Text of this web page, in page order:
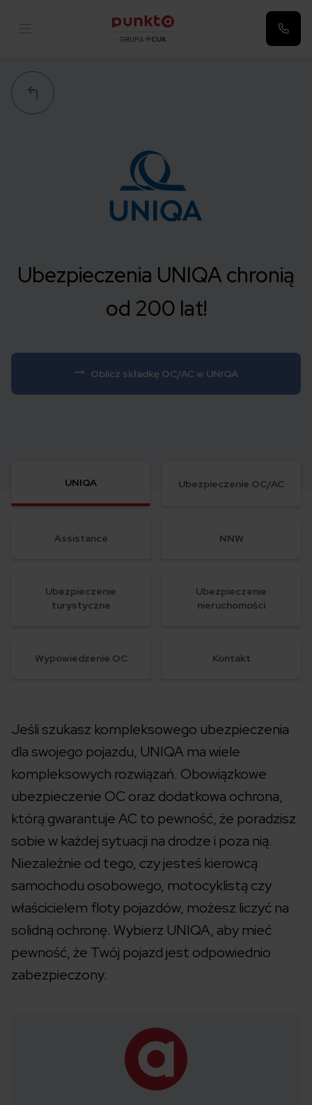
Ubezpieczenia UNIQA chronią
od 200 lat!
Oblicz składkę OC/AC w UNIQA
UNIQA Ubezpieczenie OC/AC
Assistance NNW
Ubezpieczenie
turystyczne
Ubezpieczenie
nieruchomości
Wypowiedzenie OC Kontakt
Jeśli szukasz kompleksowego ubezpieczenia
dla swojego pojazdu, UNIQA ma wiele
kompleksowych rozwiązań. Obowiązkowe
ubezpieczenie OC oraz dodatkowa ochrona,
którą gwarantuje AC to pewność, że poradzisz
sobie w każdej sytuacji na drodze i poza nią.
Niezależnie od tego, czy jesteś kierowcą
samochodu osobowego, motocyklistą czy
właścicielem floty pojazdów, możesz liczyć na
solidną ochronę. Wybierz UNIQA, aby mieć
pewność, że Twój pojazd jest odpowiednio
zabezpieczony.